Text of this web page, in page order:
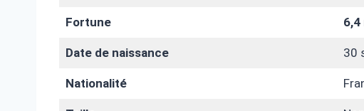
Fortune 6,4
Date de naissance 30
Nationalité